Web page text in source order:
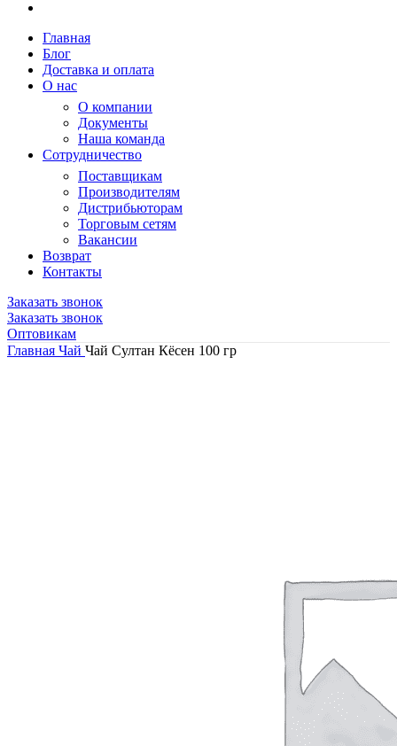
Главная
Блог
Доставка и оплата
О нас
О компании
Документы
Наша команда
Сотрудничество
Поставщикам
Производителям
Дистрибьюторам
Торговым сетям
Вакансии
Возврат
Контакты
Заказать звонок
Заказать звонок
Оптовикам
Главная Чай Чай Султан Кёсен 100 гр